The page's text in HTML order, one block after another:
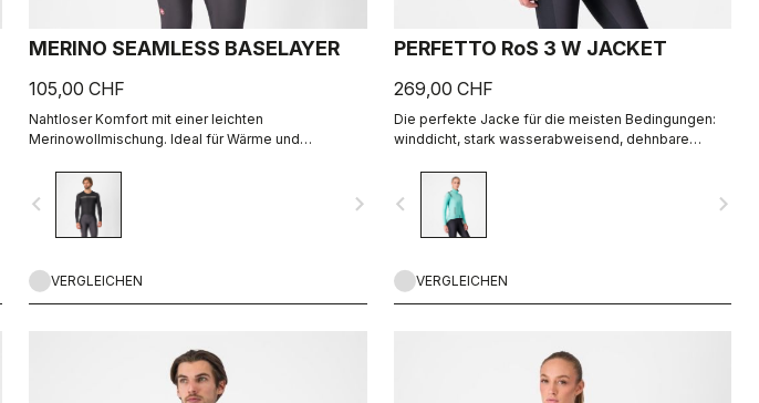
MERINO SEAMLESS BASELAYER
105,00 CHF
Nahtloser Komfort mit einer leichten
Merinowollmischung. Ideal für Wärme und
Sie sich wohl fühlen.
navigate_before navigate_next
VERGLEICHEN
PERFETTO RoS 3 W JACKET
269,00 CHF
Die perfekte Jacke für die meisten Bedingungen:
winddicht, stark wasserabweisend, dehnbare
dank Polartec® AirCore™-Stoff.
navigate_before navigate_next
VERGLEICHEN